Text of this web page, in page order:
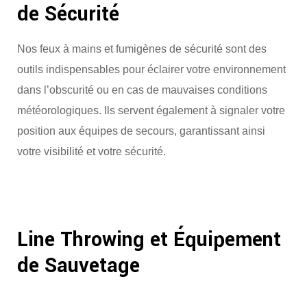
de Sécurité
Nos feux à mains et fumigènes de sécurité sont des
outils indispensables pour éclairer votre environnement
dans l’obscurité ou en cas de mauvaises conditions
météorologiques. Ils servent également à signaler votre
position aux équipes de secours, garantissant ainsi
votre visibilité et votre sécurité.
Line Throwing et Équipement
de Sauvetage